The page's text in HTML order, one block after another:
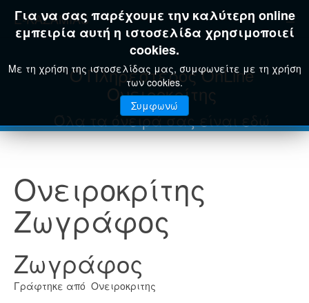
E-KAZAMIAS
Για να σας παρέχουμε την καλύτερη online
εμπειρία αυτή η ιστοσελίδα χρησιμοποιεί
cookies.
Με τη χρήση της ιστοσελίδας μας, συμφωνείτε με τη χρήση
των cookies.
Συμφωνώ
Ο Πληρέστερος OnLine
Ονειροκρίτης
Όλα τα όνειρά σας είναι εδώ
Ονειροκρίτης
Ζωγράφος
Ζωγράφος
Γράφτηκε από Ονειροκριτης